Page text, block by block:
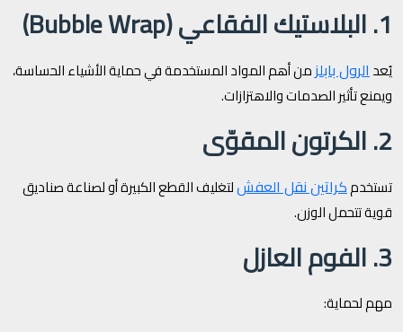
1. البلاستيك الفقاعي (Bubble Wrap)
يُعدالرول بابلزمن أهم المواد المستخدمة في حماية الأشياء الحساسة،
ويمنع تأثير الصدمات والاهتزازات.
2. الكرتون المقوّى
تستخدمكراتين نقل العفشلتغليف القطع الكبيرة أو لصناعة صناديق
قوية تتحمل الوزن.
3. الفوم العازل
مهم لحماية: